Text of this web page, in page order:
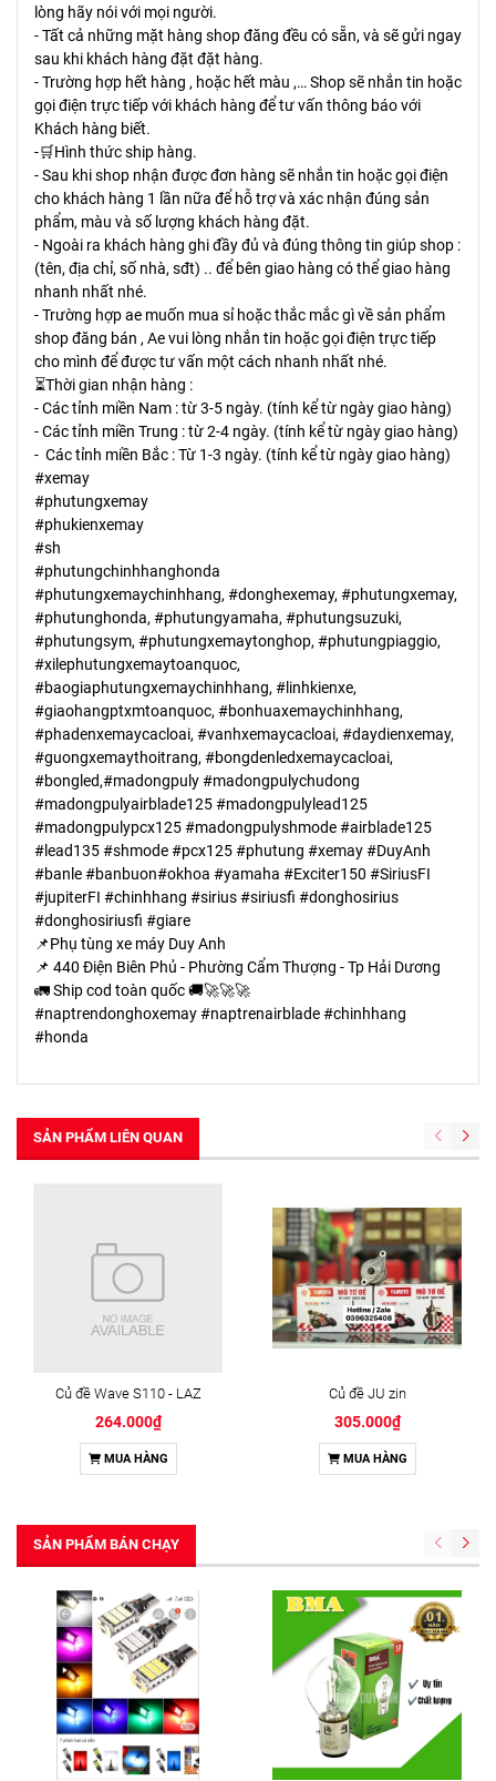
lòng hãy nói với mọi người.
- Tất cả những mặt hàng shop đăng đều có sẵn, và sẽ gửi ngay
sau khi khách hàng đặt đặt hàng.
- Trường hợp hết hàng , hoặc hết màu ,… Shop sẽ nhắn tin hoặc
gọi điện trực tiếp với khách hàng để tư vấn thông báo với
Khách hàng biết.
-🛒Hình thức ship hàng.
- Sau khi shop nhận được đơn hàng sẽ nhắn tin hoặc gọi điện
cho khách hàng 1 lần nữa để hỗ trợ và xác nhận đúng sản
phẩm, màu và số lượng khách hàng đặt.
- Ngoài ra khách hàng ghi đầy đủ và đúng thông tin giúp shop :
(tên, địa chỉ, số nhà, sđt) .. để bên giao hàng có thể giao hàng
nhanh nhất nhé.
- Trường hợp ae muốn mua sỉ hoặc thắc mắc gì về sản phẩm
shop đăng bán , Ae vui lòng nhắn tin hoặc gọi điện trực tiếp
cho mình để được tư vấn một cách nhanh nhất nhé.
⏳Thời gian nhận hàng :
- Các tỉnh miền Nam : từ 3-5 ngày. (tính kể từ ngày giao hàng)
- Các tỉnh miền Trung : từ 2-4 ngày. (tính kể từ ngày giao hàng)
- Các tỉnh miền Bắc : Từ 1-3 ngày. (tính kể từ ngày giao hàng)
#xemay
#phutungxemay
#phukienxemay
#sh
#phutungchinhhanghonda
#phutungxemaychinhhang, #donghexemay, #phutungxemay,
#phutunghonda, #phutungyamaha, #phutungsuzuki,
#phutungsym, #phutungxemaytonghop, #phutungpiaggio,
#xilephutungxemaytoanquoc,
#baogiaphutungxemaychinhhang, #linhkienxe,
#giaohangptxmtoanquoc, #bonhuaxemaychinhhang,
#phadenxemaycacloai, #vanhxemaycacloai, #daydienxemay,
#guongxemaythoitrang, #bongdenledxemaycacloai,
#bongled,#madongpuly #madongpulychudong
#madongpulyairblade125 #madongpulylead125
#madongpulypcx125 #madongpulyshmode #airblade125
#lead135 #shmode #pcx125 #phutung #xemay #DuyAnh
#banle #banbuon#okhoa #yamaha #Exciter150 #SiriusFI
#jupiterFI #chinhhang #sirius #siriusfi #donghosirius
#donghosiriusfi #giare
📌Phụ tùng xe máy Duy Anh
📌 440 Điện Biên Phủ - Phường Cẩm Thượng - Tp Hải Dương
🚛 Ship cod toàn quốc 🚚🚀🚀🚀
#naptrendonghoxemay #naptrenairblade #chinhhang
#honda
SẢN PHẨM LIÊN QUAN
Củ đề Wave S110 - LAZ
264.000₫
MUA HÀNG
Củ đề JU zin
305.000₫
MUA HÀNG
SẢN PHẨM BÁN CHẠY